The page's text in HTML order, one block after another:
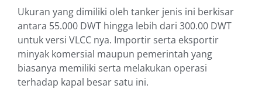
Ukuran yang dimiliki oleh tanker jenis ini berkisar
antara 55.000 DWT hingga lebih dari 300.00 DWT
untuk versi VLCC nya. Importir serta eksportir
minyak komersial maupun pemerintah yang
biasanya memiliki serta melakukan operasi
terhadap kapal besar satu ini.